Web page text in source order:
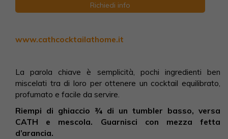
Richiedi info
www.cathcocktailathome.it
La parola chiave è semplicità, pochi ingredienti ben
miscelati tra di loro per ottenere un cocktail equilibrato,
profumato e facile da servire.
Riempi di ghiaccio ¾ di un tumbler basso, versa
CATH e mescola. Guarnisci con mezza fetta
d’arancia.